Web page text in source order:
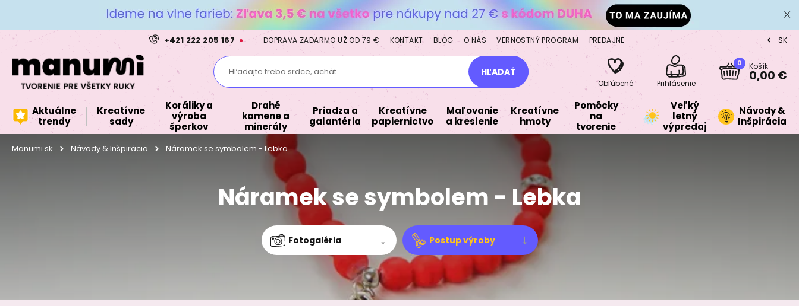
+421 222 205 167 DOPRAVA ZADARMO UŽ OD 79 € KONTAKT BLOG O NÁS VERNOSTNÝ PROGRAM PREDAJNE CZ
SK
Hľadajte treba srdce, achát... HĽADAŤ
Obľúbené Prihlásenie
0 Košík
0,00 €
Aktuálne
trendy
Kreatívne
sady
Koráliky a
výroba
šperkov
Drahé
kamene a
minerály
Priadza a
galantéria
Kreatívne
papiernictvo
Maľovanie
a kreslenie
Kreatívne
hmoty
Pomôcky
na
tvorenie
Veľký
letný
výpredaj
Návody &
Inšpirácia
Manumi.sk Návody & Inšpirácia Náramek se symbolem - Lebka
Náramek se symbolem - Lebka
Fotogaléria Postup výroby